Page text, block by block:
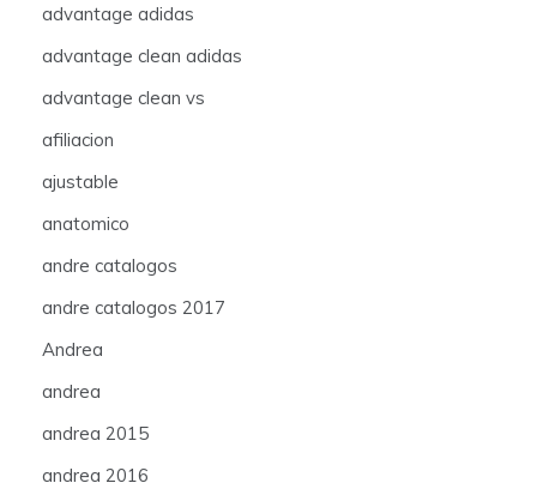
advantage adidas
advantage clean adidas
advantage clean vs
afiliacion
ajustable
anatomico
andre catalogos
andre catalogos 2017
Andrea
andrea
andrea 2015
andrea 2016